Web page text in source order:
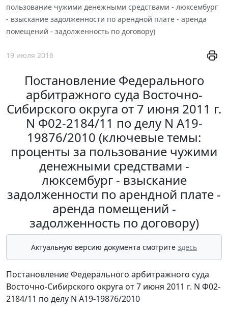
пользование чужими денежными средствами - люксембург
- взыскание задолженности по арендной плате - аренда
помещений - задолженность по договору)
19 июля 2016
Постановление Федерального
арбитражного суда Восточно-
Сибирского округа от 7 июня 2011 г.
N Ф02-2184/11 по делу N А19-
19876/2010 (ключевые темы:
проценты за пользование чужими
денежными средствами -
люксембург - взыскание
задолженности по арендной плате -
аренда помещений -
задолженность по договору)
Актуальную версию документа смотрите здесь
Постановление Федерального арбитражного суда
Восточно-Сибирского округа от 7 июня 2011 г. N Ф02-
2184/11 по делу N А19-19876/2010